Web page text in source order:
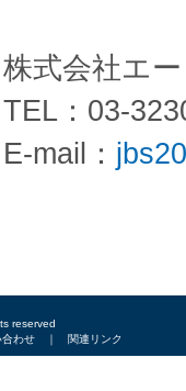
会社エー
：03-
：
reserved
合わせ ｜ 関連リンク